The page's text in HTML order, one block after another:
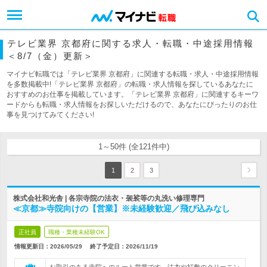
テレビ業界 京都府に関する求人・転職・中途採用情報
＜8/7（金）更新＞
マイナビ転職では「テレビ業界 京都府」に関連する転職・求人・中途採用情報
を多数掲載中!「テレビ業界 京都府」の転職・求人情報を探しているあなたに
おすすめのお仕事を掲載しています。「テレビ業界 京都府」に関連するキーワ
ードからも転職・求人情報をお探しいただけるので、あなたにぴったりのお仕
事を見つけてみてください!
1～50件 (全121件中)
1 2 3
株式会社和光舎 | 各宗寺院の法衣・袈裟等の丸洗い修理専門
≪京都≫寺院向けの【営業】※未経験歓迎／飛び込みなし
正社員 職種・業種未経験OK
情報更新日：2026/05/29 終了予定日： 2026/11/19